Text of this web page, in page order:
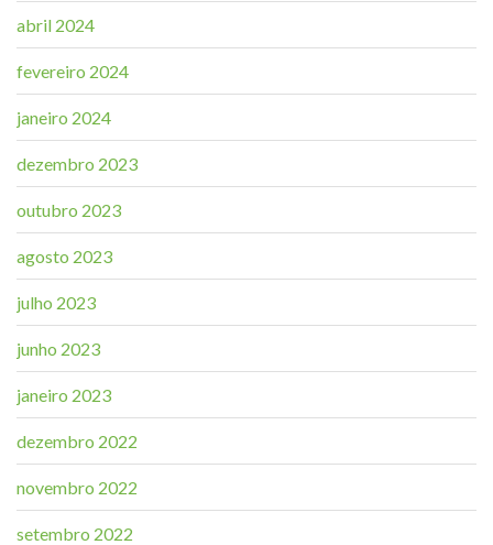
abril 2024
fevereiro 2024
janeiro 2024
dezembro 2023
outubro 2023
agosto 2023
julho 2023
junho 2023
janeiro 2023
dezembro 2022
novembro 2022
setembro 2022